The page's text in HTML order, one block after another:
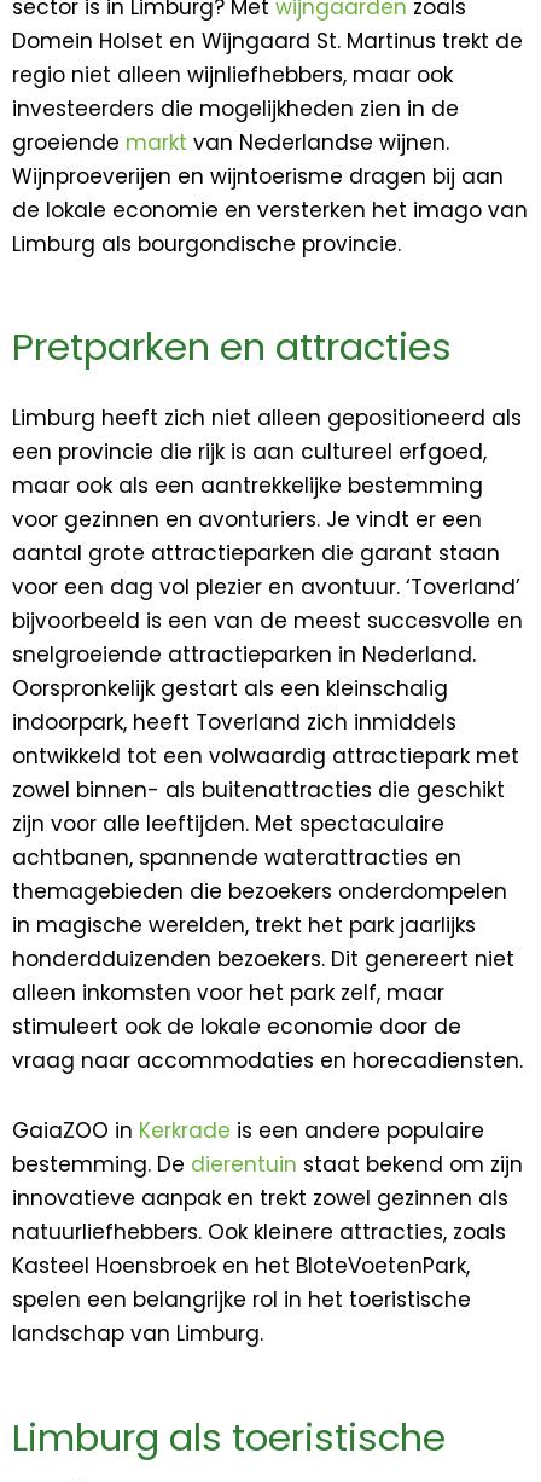
sector is in Limburg? Met wijngaarden zoals
Domein Holset en Wijngaard St. Martinus trekt de
regio niet alleen wijnliefhebbers, maar ook
investeerders die mogelijkheden zien in de
groeiende markt van Nederlandse wijnen.
Wijnproeverijen en wijntoerisme dragen bij aan
de lokale economie en versterken het imago van
Limburg als bourgondische provincie.
Pretparken en attracties
Limburg heeft zich niet alleen gepositioneerd als
een provincie die rijk is aan cultureel erfgoed,
maar ook als een aantrekkelijke bestemming
voor gezinnen en avonturiers. Je vindt er een
aantal grote attractieparken die garant staan
voor een dag vol plezier en avontuur. ‘Toverland’
bijvoorbeeld is een van de meest succesvolle en
snelgroeiende attractieparken in Nederland.
Oorspronkelijk gestart als een kleinschalig
indoorpark, heeft Toverland zich inmiddels
ontwikkeld tot een volwaardig attractiepark met
zowel binnen- als buitenattracties die geschikt
zijn voor alle leeftijden. Met spectaculaire
achtbanen, spannende waterattracties en
themagebieden die bezoekers onderdompelen
in magische werelden, trekt het park jaarlijks
honderdduizenden bezoekers. Dit genereert niet
alleen inkomsten voor het park zelf, maar
stimuleert ook de lokale economie door de
vraag naar accommodaties en horecadiensten.
GaiaZOO in Kerkrade is een andere populaire
bestemming. De dierentuin staat bekend om zijn
innovatieve aanpak en trekt zowel gezinnen als
natuurliefhebbers. Ook kleinere attracties, zoals
Kasteel Hoensbroek en het BloteVoetenPark,
spelen een belangrijke rol in het toeristische
landschap van Limburg.
Limburg als toeristische